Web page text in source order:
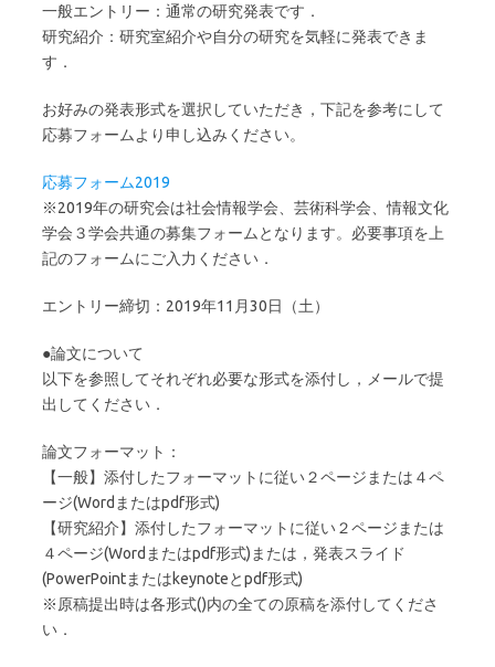
一般エントリー：通常の研究発表です．
研究紹介：研究室紹介や自分の研究を気軽に発表できま
す．
お好みの発表形式を選択していただき，下記を参考にして
応募フォームより申し込みください。
応募フォーム2019
※2019年の研究会は社会情報学会、芸術科学会、情報文化
学会３学会共通の募集フォームとなります。必要事項を上
記のフォームにご入力ください．
エントリー締切：2019年11月30日（土）
●論文について
以下を参照してそれぞれ必要な形式を添付し，メールで提
出してください．
論文フォーマット：
【一般】添付したフォーマットに従い２ページまたは４ペ
ージ(Wordまたはpdf形式)
【研究紹介】添付したフォーマットに従い２ページまたは
４ページ(Wordまたはpdf形式)または，発表スライド
(PowerPointまたはkeynoteとpdf形式)
※原稿提出時は各形式()内の全ての原稿を添付してくださ
い．